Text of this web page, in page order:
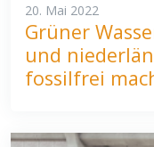
20. Mai 2022
Grüner
und
fossilfrei